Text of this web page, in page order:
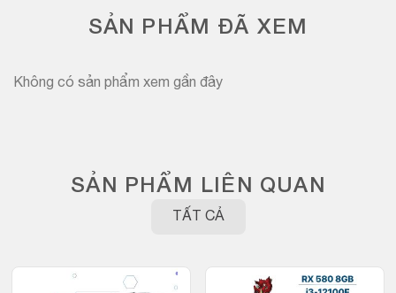
SẢN PHẨM ĐÃ XEM
Không có sản phẩm xem gần đây
SẢN PHẨM LIÊN QUAN
TẤT CẢ